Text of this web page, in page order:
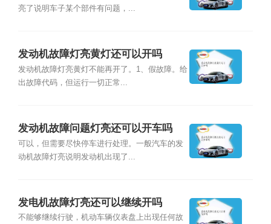
亮了说明车子某个部件有问题，...
发动机故障灯亮黄灯还可以开吗
发动机故障灯亮黄灯不能再开了。1、假故障。给
出故障代码，但运行一切正常...
发动机故障问题灯亮还可以开车吗
可以，但需要尽快停车进行处理。一般汽车的发
动机故障灯亮说明发动机出现了...
发电机故障灯亮还可以继续开吗
不能够继续行驶，机动车辆仪表盘上出现任何故